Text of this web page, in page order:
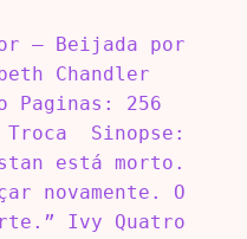
– Beijada por
Chandler
Paginas: 256
Sinopse:
está morto.
novamente. O
Ivy Quatro